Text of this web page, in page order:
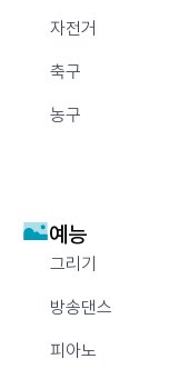
자전거
축구
농구
예능
그리기
방송댄스
피아노